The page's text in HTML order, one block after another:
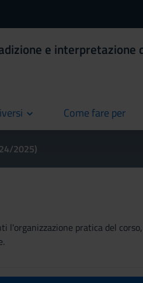
e
Come fare per
current
2025)
l'organizzazione pratica del